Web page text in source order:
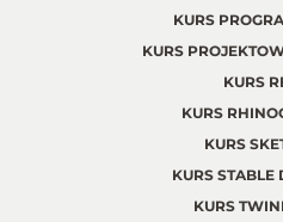
KURS
KURS
KURS
KURS
KURS
KURS STABLE
KURS